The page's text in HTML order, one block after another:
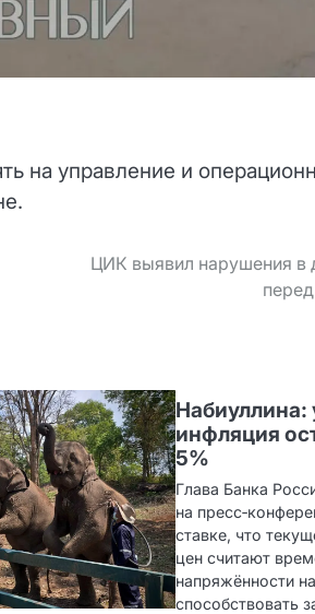
на управление и
ЦИК выявил нарушения в
Набиуллина:
инфляция
5%
Глава Банка
на
ставке, что
цен считают
напряжённости
способствовать